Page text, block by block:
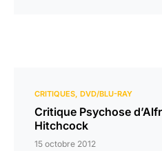
CRITIQUES DVD/BLU-RAY
Critique Psychose
Hitchcock
15 octobre 2012